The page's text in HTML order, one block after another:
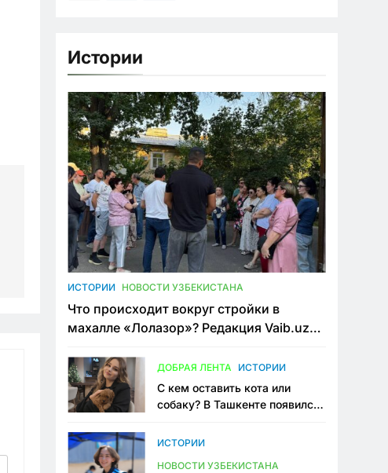
Истории
ИСТОРИИ НОВОСТИ УЗБЕКИСТАНА
Что происходит вокруг стройки в
махалле «Лолазор»? Редакция Vaib.uz
конфликта
ДОБРАЯ ЛЕНТА ИСТОРИИ
С кем оставить кота или
собаку? В Ташкенте появился
ИСТОРИИ
НОВОСТИ УЗБЕКИСТАНА